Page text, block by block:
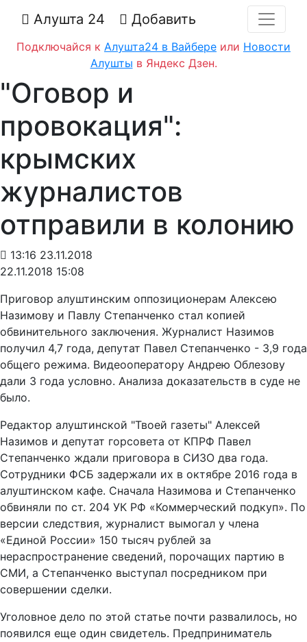
Алушта 24 Добавить
Подключайся к Алушта24 в Вайбере или Новости
Алушты в Яндекс Дзен.
"Оговор и
провокация":
крымских
журналистов
отправили в колонию
13:16 23.11.2018
22.11.2018 15:08
Приговор алуштинским оппозиционерам Алексею
Назимову и Павлу Степанченко стал копией
обвинительного заключения. Журналист Назимов
получил 4,7 года, депутат Павел Степанченко - 3,9 года
общего режима. Видеооператору Андрею Облезову
дали 3 года условно. Анализа доказательств в суде не
было.
Редактор алуштинской "Твоей газеты" Алексей
Назимов и депутат горсовета от КПРФ Павел
Степанченко ждали приговора в СИЗО два года.
Сотрудники ФСБ задержали их в октябре 2016 года в
алуштинском кафе. Сначала Назимова и Степанченко
обвиняли по ст. 204 УК РФ «Коммерческий подкуп». По
версии следствия, журналист вымогал у члена
«Единой России» 150 тысяч рублей за
нераспространение сведений, порочащих партию в
СМИ, а Степанченко выступал посредником при
совершении сделки.
Уголовное дело по этой статье почти развалилось, но
появился еще один свидетель. Предприниматель